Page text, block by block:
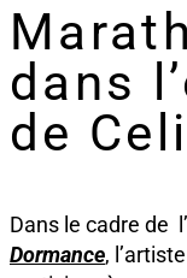
dans
de
Dans le cadre de
Dormance,